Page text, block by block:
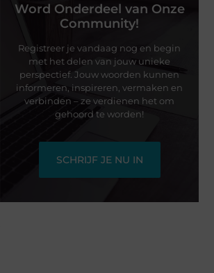
Word Onderdeel van Onze
Community!
Registreer je vandaag nog en begin
met het delen van jouw unieke
perspectief. Jouw woorden kunnen
informeren, inspireren, vermaken en
verbinden – ze verdienen het om
gehoord te worden!
SCHRIJF JE NU IN